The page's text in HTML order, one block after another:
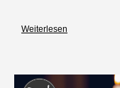
Weiterlesen